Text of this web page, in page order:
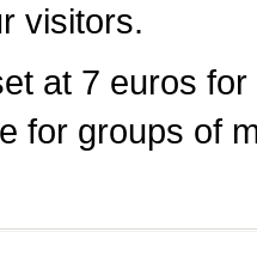
visitors.
at 7 euros
for groups of